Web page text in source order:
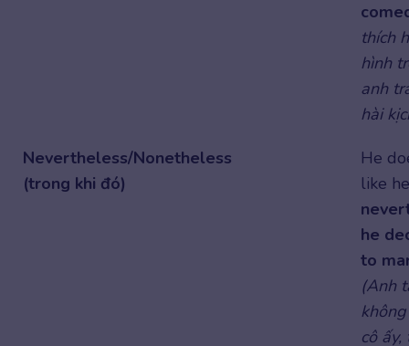
thích
hình
anh
hài
Nevertheless/Nonetheless
(trong khi đó)
He
like
he
to
(Anh
cô ấy,